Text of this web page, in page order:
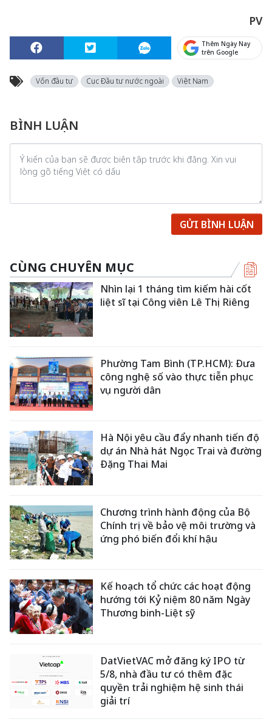
PV
Thêm Ngày Nay
trên Google
Vốn đầu tư Cục Đầu tư nước ngoài Việt Nam
BÌNH LUẬN
GỬI BÌNH LUẬN
CÙNG CHUYÊN MỤC
Nhìn lại 1 tháng tìm kiếm hài cốt
liệt sĩ tại Công viên Lê Thị Riêng
Phường Tam Bình (TP.HCM): Đưa
công nghệ số vào thực tiễn phục
vụ người dân
Hà Nội yêu cầu đẩy nhanh tiến độ
dự án Nhà hát Ngọc Trai và đường
Đặng Thai Mai
Chương trình hành động của Bộ
Chính trị về bảo vệ môi trường và
ứng phó biến đổi khí hậu
Kế hoạch tổ chức các hoạt động
hướng tới Kỷ niệm 80 năm Ngày
Thương binh-Liệt sỹ
DatVietVAC mở đăng ký IPO từ
5/8, nhà đầu tư có thêm đặc
quyền trải nghiệm hệ sinh thái
giải trí